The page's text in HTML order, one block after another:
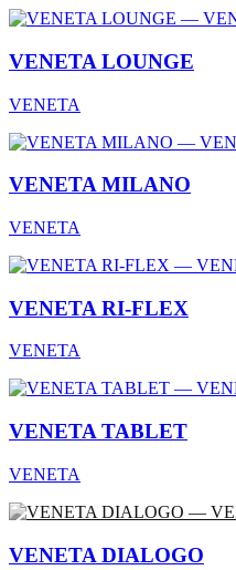
VENETA LOUNGE
VENETA
VENETA MILANO
VENETA
VENETA RI-FLEX
VENETA
VENETA TABLET
VENETA
VENETA DIALOGO